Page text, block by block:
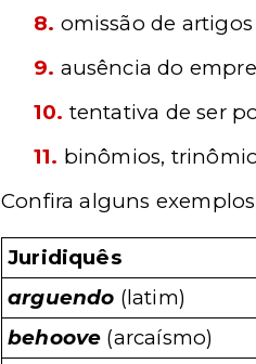
8. omissão de
9. ausência do
10. tentativa de ser
11. binômios,
Confira alguns
Juridiquês
arguendo (latim)
behoove (arcaísmo)